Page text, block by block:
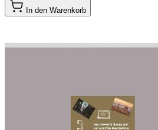
In den Warenkorb